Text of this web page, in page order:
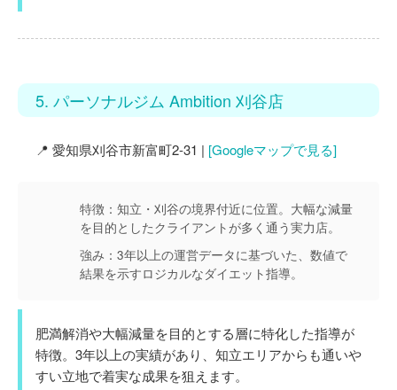
5. パーソナルジム Ambition 刈谷店
📍 愛知県刈谷市新富町2-31 | [Googleマップで見る]
特徴： 知立・刈谷の境界付近に位置。大幅な減量
を目的としたクライアントが多く通う実力店。
強み： 3年以上の運営データに基づいた、数値で
結果を示すロジカルなダイエット指導。
肥満解消や大幅減量を目的とする層に特化した指導が
特徴。3年以上の実績があり、知立エリアからも通いや
すい立地で着実な成果を狙えます。